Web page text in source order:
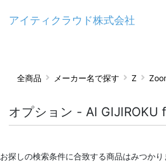
アイティクラウド株式会社
全商品 メーカー名で探す Z
オプション - AI GIJIROKU
お探しの検索条件に合致する商品はみつかり